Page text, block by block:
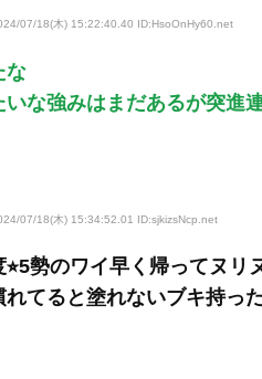
07/18(木) 15:22:40.40 ID:HsoOnHy60.net
な
な強みはまだあるが突進
07/18(木) 15:34:52.01 ID:sjkizsNcp .net
勢のワイ早く帰ってヌリ
てると塗れないブキ持っ